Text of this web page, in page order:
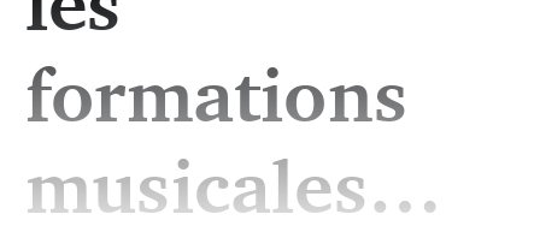
formations
musicales…